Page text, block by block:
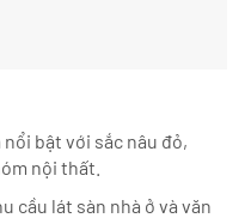
nổi bật với sắc nâu đỏ,
nội thất.
cầu lát sàn nhà ở và văn